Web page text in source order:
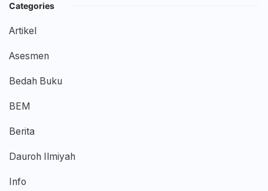
Categories
Artikel
Asesmen
Bedah Buku
BEM
Berita
Dauroh Ilmiyah
Info